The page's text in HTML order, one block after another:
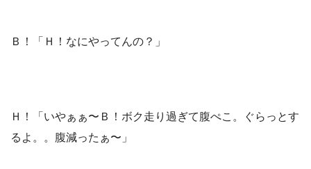
Ｂ！「Ｈ！なにやってんの？」
Ｈ！「いやぁぁ〜Ｂ！ボク走り過ぎて腹ぺこ。ぐらっとす
るよ。。腹減ったぁ〜」